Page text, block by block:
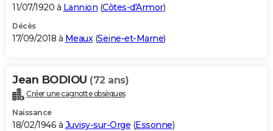
11/07/1920 à Lannion (Côtes-d'Armor)
Décès
17/09/2018 à Meaux(Seine-et-Marne)
Jean BODIOU (72 ans)
Créer une cagnotte obsèques
Naissance
18/02/1946 à Juvisy-sur-Orge (Essonne)